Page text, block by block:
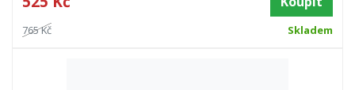
765 Kč Skladem